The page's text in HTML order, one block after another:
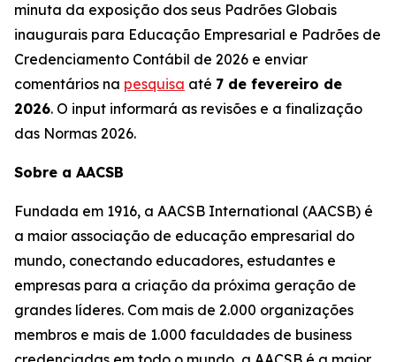
minuta da exposição dos seus Padrões Globais
inaugurais para Educação Empresarial e Padrões de
Credenciamento Contábil de 2026 e enviar
comentários na pesquisa até 7 de fevereiro de
2026. O input informará as revisões e a finalização
das Normas 2026.
Sobre a AACSB
Fundada em 1916, a AACSB International (AACSB) é
a maior associação de educação empresarial do
mundo, conectando educadores, estudantes e
empresas para a criação da próxima geração de
grandes líderes. Com mais de 2.000 organizações
membros e mais de 1.000 faculdades de business